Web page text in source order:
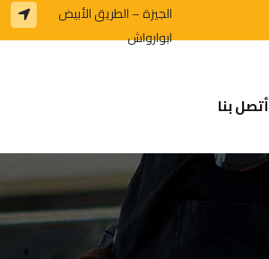
الجيزة – الطريق الأبيض
ابوارواش
أتصل بنا